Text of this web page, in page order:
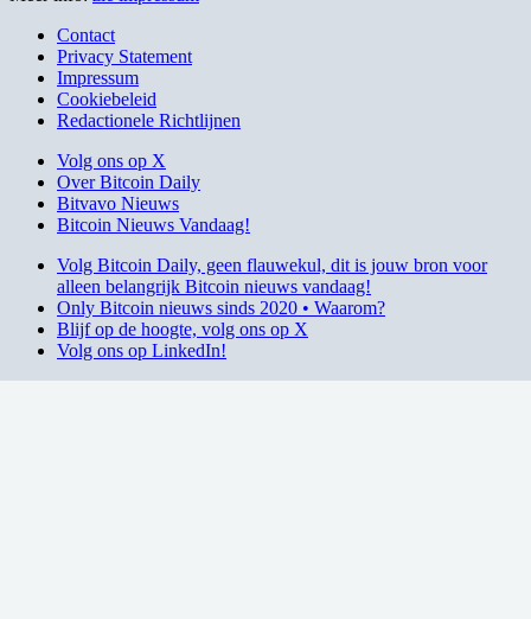
Contact
Privacy Statement
Impressum
Cookiebeleid
Redactionele Richtlijnen
Volg ons op X
Over Bitcoin Daily
Bitvavo Nieuws
Bitcoin Nieuws Vandaag!
Volg Bitcoin Daily, geen flauwekul, dit is jouw bron voor
alleen belangrijk Bitcoin nieuws vandaag!
Only Bitcoin nieuws sinds 2020 • Waarom?
Blijf op de hoogte, volg ons op X
Volg ons op LinkedIn!